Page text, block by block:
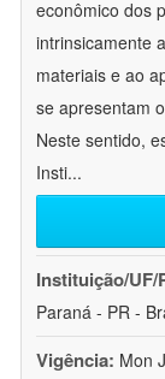
econômico dos
intrinsicamente
materiais e ao
se apresentam
Neste sentido,
Insti...
Instituição/UF/
Paraná - PR -
Vigência: Mon